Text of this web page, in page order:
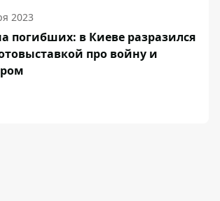
2023
погибших: в Киеве разразился
про войну и